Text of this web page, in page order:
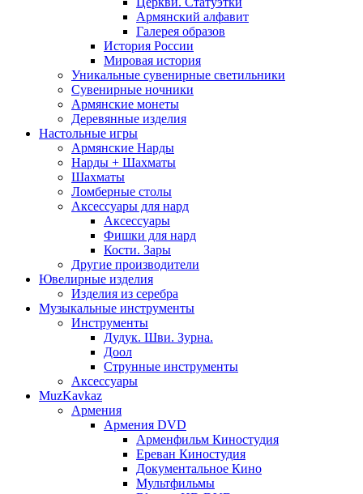
Армянский алфавит
Галерея образов
История России
Мировая история
Уникальные сувенирные светильники
Сувенирные ночники
Армянские монеты
Деревянные изделия
Настольные игры
Армянские Нарды
Нарды + Шахматы
Шахматы
Ломберные столы
Аксессуары для нард
Аксессуары
Фишки для нард
Кости. Зары
Другие производители
Ювелирные изделия
Изделия из серебра
Музыкальные инструменты
Инструменты
Дудук. Шви. Зурна.
Доол
Струнные инструменты
Аксессуары
MuzKavkaz
Армения
Армения DVD
Арменфильм Киностудия
Ереван Киностудия
Документальное Кино
Мультфильмы